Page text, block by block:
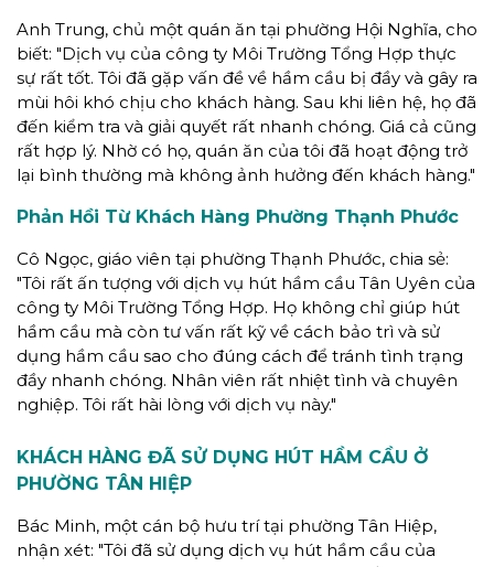
Anh Trung, chủ một quán ăn tại phường Hội Nghĩa, cho
biết: "Dịch vụ của công ty Môi Trường Tổng Hợp thực
sự rất tốt. Tôi đã gặp vấn đề về hầm cầu bị đầy và gây ra
mùi hôi khó chịu cho khách hàng. Sau khi liên hệ, họ đã
đến kiểm tra và giải quyết rất nhanh chóng. Giá cả cũng
rất hợp lý. Nhờ có họ, quán ăn của tôi đã hoạt động trở
lại bình thường mà không ảnh hưởng đến khách hàng."
Phản Hồi Từ Khách Hàng Phường Thạnh Phước
Cô Ngọc, giáo viên tại phường Thạnh Phước, chia sẻ:
"Tôi rất ấn tượng với dịch vụ hút hầm cầu Tân Uyên của
công ty Môi Trường Tổng Hợp. Họ không chỉ giúp hút
hầm cầu mà còn tư vấn rất kỹ về cách bảo trì và sử
dụng hầm cầu sao cho đúng cách để tránh tình trạng
đầy nhanh chóng. Nhân viên rất nhiệt tình và chuyên
nghiệp. Tôi rất hài lòng với dịch vụ này."
KHÁCH HÀNG ĐÃ SỬ DỤNG HÚT HẦM CẦU Ở
PHƯỜNG TÂN HIỆP
Bác Minh, một cán bộ hưu trí tại phường Tân Hiệp,
nhận xét: "Tôi đã sử dụng dịch vụ hút hầm cầu của